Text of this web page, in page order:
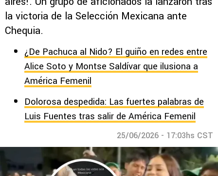
la victoria de la Selección Mexicana ante
Chequia.
¿De Pachuca al Nido? El guiño en redes entre
Alice Soto y Montse Saldívar que ilusiona a
América Femenil
Dolorosa despedida: Las fuertes palabras de
Luis Fuentes tras salir de América Femenil
25/06/2026 - 17:03hs CST